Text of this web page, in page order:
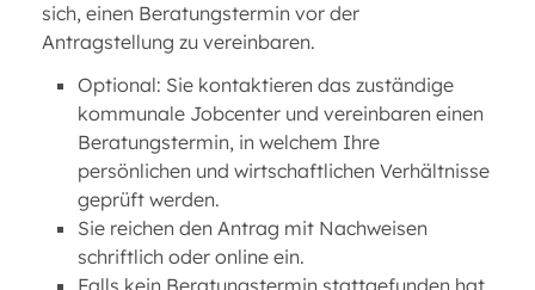
sich, einen Beratungstermin vor der
Antragstellung zu vereinbaren.
Optional: Sie kontaktieren das zuständige
kommunale Jobcenter und vereinbaren einen
Beratungstermin, in welchem Ihre
persönlichen und wirtschaftlichen Verhältnisse
geprüft werden.
Sie reichen den Antrag mit Nachweisen
schriftlich oder online ein.
Falls kein Beratungstermin stattgefunden hat,